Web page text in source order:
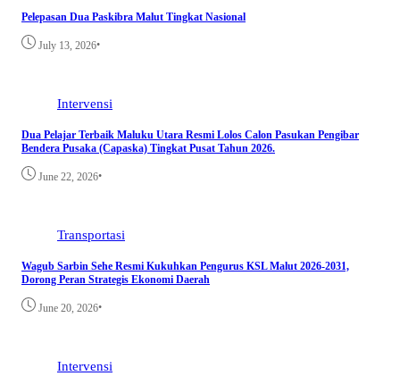
Pelepasan Dua Paskibra Malut Tingkat Nasional
July 13, 2026•
Intervensi
Dua Pelajar Terbaik Maluku Utara Resmi Lolos Calon Pasukan Pengibar
Bendera Pusaka (Capaska) Tingkat Pusat Tahun 2026.
June 22, 2026•
Transportasi
Wagub Sarbin Sehe Resmi Kukuhkan Pengurus KSL Malut 2026-2031,
Dorong Peran Strategis Ekonomi Daerah
June 20, 2026•
Intervensi